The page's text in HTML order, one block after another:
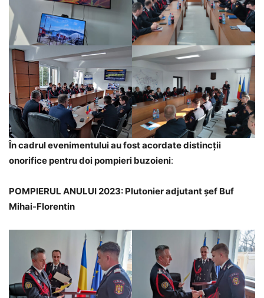
În cadrul evenimentului au fost acordate distincții
onorifice pentru doi pompieri buzoieni:
POMPIERUL ANULUI 2023: Plutonier adjutant șef Buf
Mihai-Florentin